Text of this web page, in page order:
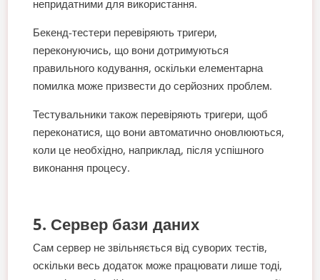
непридатними для використання.
Бекенд-тестери перевіряють тригери,
переконуючись, що вони дотримуються
правильного кодування, оскільки елементарна
помилка може призвести до серйозних проблем.
Тестувальники також перевіряють тригери, щоб
переконатися, що вони автоматично оновлюються,
коли це необхідно, наприклад, після успішного
виконання процесу.
5. Сервер бази даних
Сам сервер не звільняється від суворих тестів,
оскільки весь додаток може працювати лише тоді,